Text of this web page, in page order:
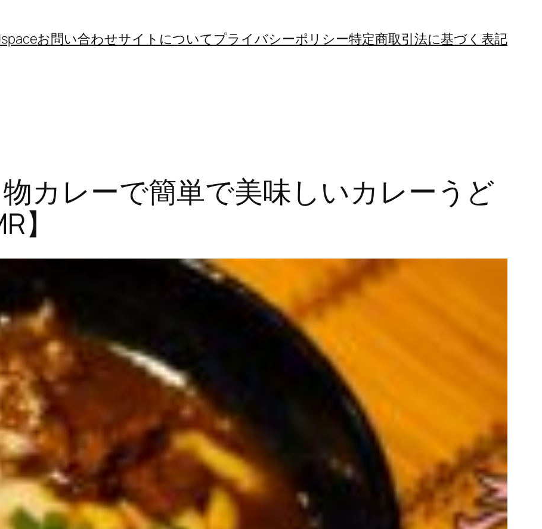
お問い合わせサイトについてプライバシーポリシー特定商取引法に基づく表記
物カレーで簡単で美味しいカレーうど
】